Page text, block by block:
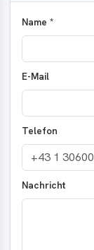
Name *
E-Mail
Telefon
Nachricht